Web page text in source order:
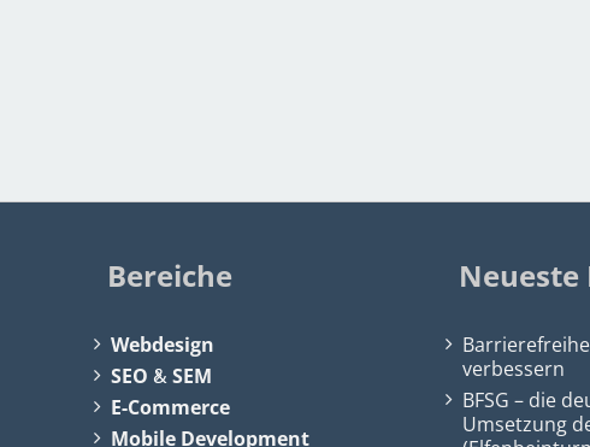
Bereiche
Webdesign
SEO &SEM
E-Commerce
Mobile Development
Neueste
verbessern
BFSG – die
Umsetzung